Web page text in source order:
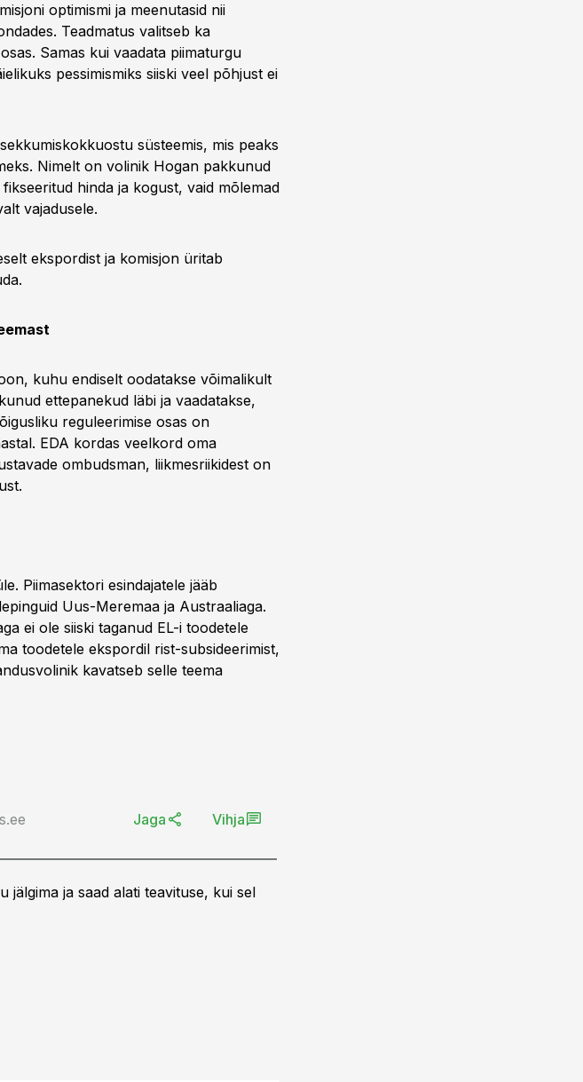
optimismi ja meenutasid nii
Teadmatus valitseb ka
Samas kui vaadata piimaturgu
pessimismiks siiski veel põhjust ei
süsteemis, mis peaks
Nimelt on volinik Hogan pakkunud
hinda ja kogust, vaid mõlemad
vajadusele.
ekspordist ja komisjon üritab
kuhu endiselt oodatakse võimalikult
ettepanekud läbi ja vaadatakse,
reguleerimise osas on
EDA kordas veelkord oma
ombudsman, liikmesriikidest on
Piimasektori esindajatele jääb
Uus-Meremaa ja Austraaliaga.
ei ole siiski taganud EL-i toodetele
toodetele ekspordil rist-subsideerimist,
kavatseb selle teema
Jaga Vihja
jälgima ja saad alati teavituse, kui sel